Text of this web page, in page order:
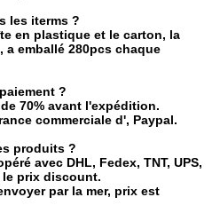
les iterms ?
en plastique et le carton, la
a emballé 280pcs chaque
?
70% avant l'expédition.
commerciale d', Paypal.
produits ?
avec DHL, Fedex, TNT, UPS,
prix discount.
par la mer, prix est